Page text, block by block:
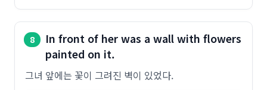
8
In front of her was a wall with flowers
painted on it.
그녀 앞에는 꽃이 그려진 벽이 있었다.